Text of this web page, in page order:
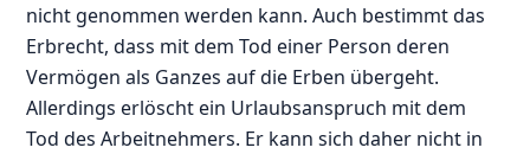
nicht genommen werden kann. Auch bestimmt das
Erbrecht, dass mit dem Tod einer Person deren
Vermögen als Ganzes auf die Erben übergeht.
Allerdings erlöscht ein Urlaubsanspruch mit dem
Tod des Arbeitnehmers. Er kann sich daher nicht in